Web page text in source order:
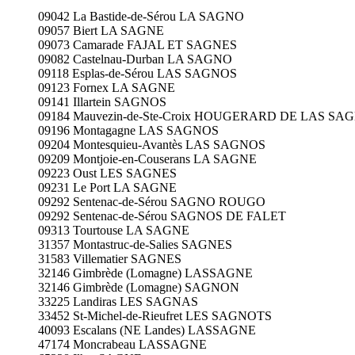
09042 La Bastide-de-Sérou LA SAGNO
09057 Biert LA SAGNE
09073 Camarade FAJAL ET SAGNES
09082 Castelnau-Durban LA SAGNO
09118 Esplas-de-Sérou LAS SAGNOS
09123 Fornex LA SAGNE
09141 Illartein SAGNOS
09184 Mauvezin-de-Ste-Croix HOUGERARD DE LAS
09196 Montagagne LAS SAGNOS
09204 Montesquieu-Avantès LAS SAGNOS
09209 Montjoie-en-Couserans LA SAGNE
09223 Oust LES SAGNES
09231 Le Port LA SAGNE
09292 Sentenac-de-Sérou SAGNO ROUGO
09292 Sentenac-de-Sérou SAGNOS DE FALET
09313 Tourtouse LA SAGNE
31357 Montastruc-de-Salies SAGNES
31583 Villematier SAGNES
32146 Gimbrède (Lomagne) LASSAGNE
32146 Gimbrède (Lomagne) SAGNON
33225 Landiras LES SAGNAS
33452 St-Michel-de-Rieufret LES SAGNOTS
40093 Escalans (NE Landes) LASSAGNE
47174 Moncrabeau LASSAGNE